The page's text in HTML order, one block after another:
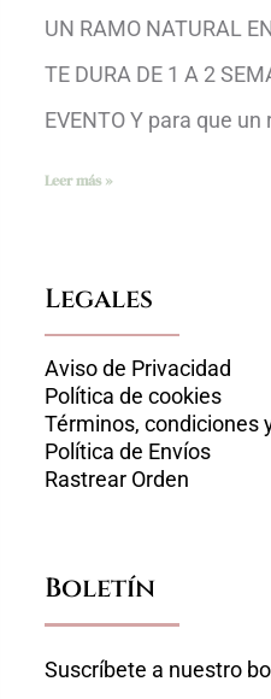
UN RAMO NATURAL
TE DURA DE 1 A 2
EVENTO Y para que un
Leer más »
Legales
Aviso de Privacidad
Política de cookies
Términos, condiciones
Política de Envíos
Rastrear Orden
Boletín
Suscríbete a nuestro